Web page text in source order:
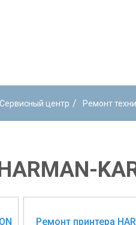
Сервисный центр / Ремонт
Ремонт принтера